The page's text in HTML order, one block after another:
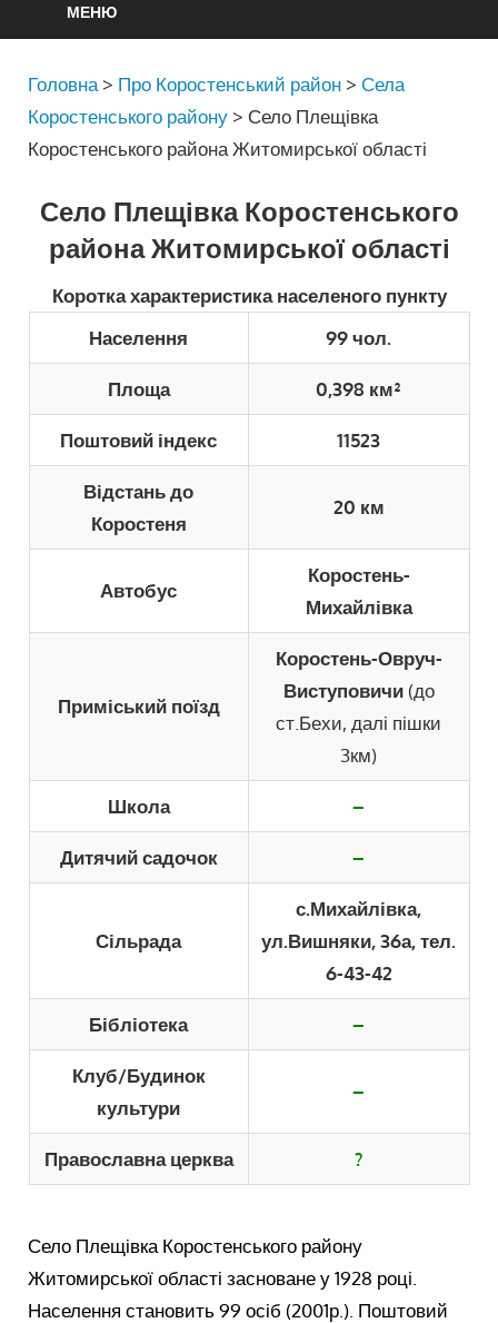
МЕНЮ
Головна > Про Коростенський район >Села
Коростенського району > Село Плещівка
Коростенського района Житомирської області
Село Плещівка Коростенського
района Житомирської області
Коротка характеристика населеного пункту
Населення
99 чол.
Площа 0,398 км²
Поштовий індекс 11523
Відстань до
Коростеня
20 км
Автобус
Коростень-
Михайлівка
Приміський поїзд
Коростень-Овруч-
Виступовичи(до
ст.Бехи, далі пішки
3км)
Школа –
Дитячий садочок –
Сільрада
с.Михайлівка,
ул.Вишняки, 36а, тел.
6-43-42
Бібліотека –
Клуб/Будинок
культури
–
Православна церква ?
Село Плещівка Коростенського району
Житомирської області засноване у 1928 році.
Населення становить 99 осіб (2001р.). Поштовий